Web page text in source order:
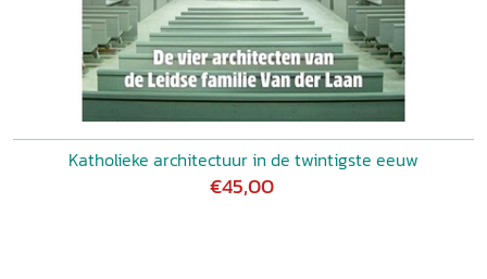
Katholieke architectuur in de twintigste eeuw
€45,00